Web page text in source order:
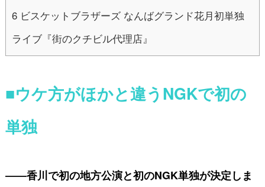
6ビスケットブラザーズ なんばグランド花月初単独
ライブ『街のクチビル代理店』
■ウケ方がほかと違うNGKで初の
単独
――香川で初の地方公演と初のNGK単独が決定しま